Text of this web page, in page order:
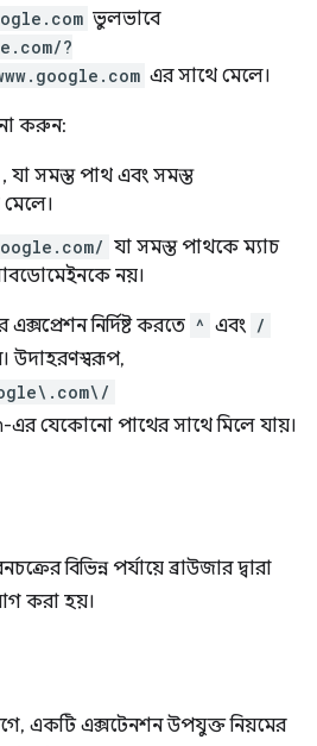
ভুলভাবে
?
এর সাথে মেলে।
করুন:
, যা সমস্ত পাথ এবং সমস্ত
যা সমস্ত পাথকে ম্যাচ
নয়।
নির্দিষ্ট করতে ^ এবং /
উদাহরণস্বরূপ,
এর যেকোনো পাথের সাথে মিলে যায়।
বিভিন্ন পর্যায়ে ব্রাউজার দ্বারা
করা হয়।
একটি এক্সটেনশন উপযুক্ত নিয়মের